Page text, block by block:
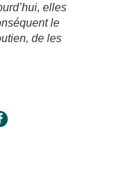
elles
le
de les